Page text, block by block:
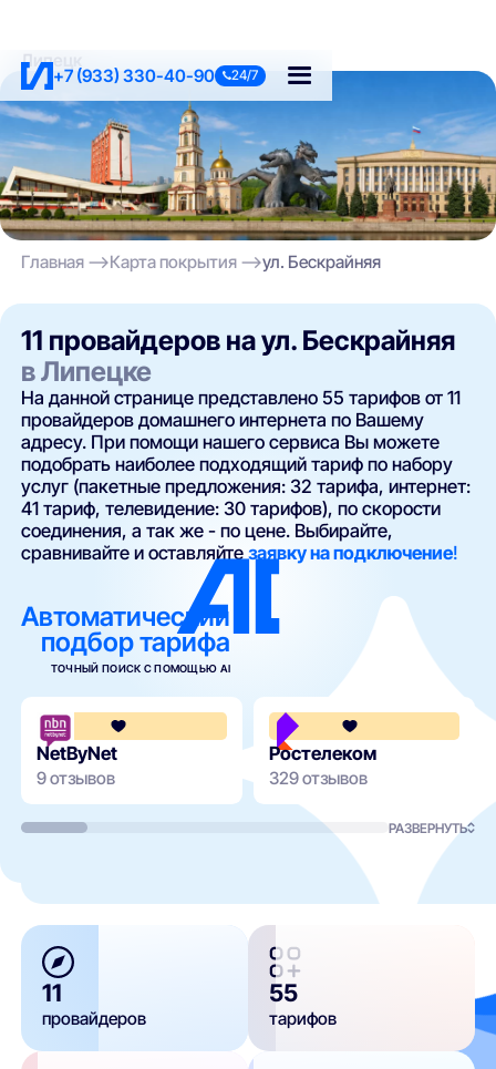
+7 (933) 330-40-90 24/7
Липецк
Главная Карта покрытия ул. Бескрайняя
11 провайдеров на ул. Бескрайняя
в Липецке
На данной странице представлено 55 тарифов от 11
провайдеров домашнего интернета по Вашему
адресу. При помощи нашего сервиса Вы можете
подобрать наиболее подходящий тариф по набору
услуг (пакетные предложения: 32 тарифа, интернет:
41 тариф, телевидение: 30 тарифов), по скорости
соединения, а так же - по цене. Выбирайте,
сравнивайте и оставляйтезаявку на подключение!
Автоматический
подбор тарифа
ТОЧНЫЙ ПОИСК С ПОМОЩЬЮ AI
3.7
NetByNet
9 отзывов
Ростелеком
329 отзывов
РАЗВЕРНУТЬ
11
провайдеров
55
тарифов